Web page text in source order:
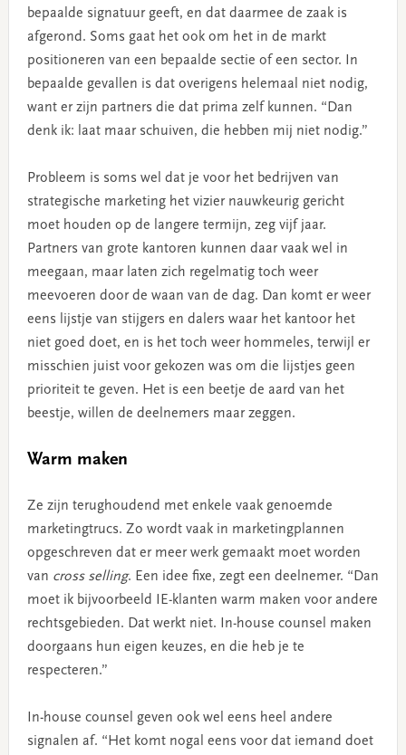
bepaalde signatuur geeft, en dat daarmee de zaak is
afgerond. Soms gaat het ook om het in de markt
positioneren van een bepaalde sectie of een sector. In
bepaalde gevallen is dat overigens helemaal niet nodig,
want er zijn partners die dat prima zelf kunnen. “Dan
denk ik: laat maar schuiven, die hebben mij niet nodig.”
Probleem is soms wel dat je voor het bedrijven van
strategische marketing het vizier nauwkeurig gericht
moet houden op de langere termijn, zeg vijf jaar.
Partners van grote kantoren kunnen daar vaak wel in
meegaan, maar laten zich regelmatig toch weer
meevoeren door de waan van de dag. Dan komt er weer
eens lijstje van stijgers en dalers waar het kantoor het
niet goed doet, en is het toch weer hommeles, terwijl er
misschien juist voor gekozen was om die lijstjes geen
prioriteit te geven. Het is een beetje de aard van het
beestje, willen de deelnemers maar zeggen.
Warm maken
Ze zijn terughoudend met enkele vaak genoemde
marketingtrucs. Zo wordt vaak in marketingplannen
opgeschreven dat er meer werk gemaakt moet worden
van cross selling. Een idee fixe, zegt een deelnemer. “Dan
moet ik bijvoorbeeld IE-klanten warm maken voor andere
rechtsgebieden. Dat werkt niet. In-house counsel maken
doorgaans hun eigen keuzes, en die heb je te
respecteren.”
In-house counsel geven ook wel eens heel andere
signalen af. “Het komt nogal eens voor dat iemand doet